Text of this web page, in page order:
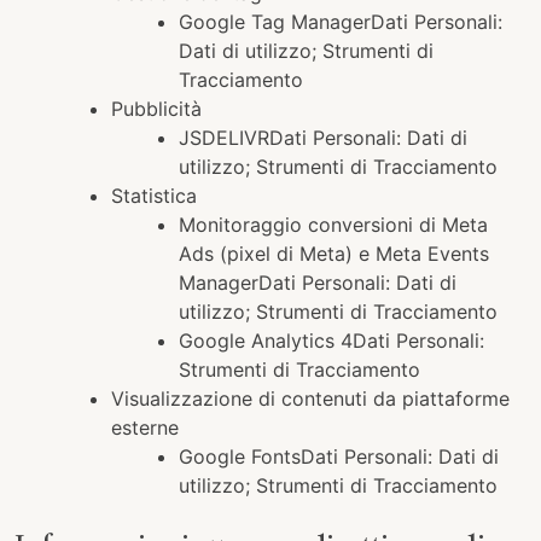
Google Tag ManagerDati Personali:
Dati di utilizzo; Strumenti di
Tracciamento
Pubblicità
JSDELIVRDati Personali: Dati di
utilizzo; Strumenti di Tracciamento
Statistica
Monitoraggio conversioni di Meta
Ads (pixel di Meta) e Meta Events
ManagerDati Personali: Dati di
utilizzo; Strumenti di Tracciamento
Google Analytics 4Dati Personali:
Strumenti di Tracciamento
Visualizzazione di contenuti da piattaforme
esterne
Google FontsDati Personali: Dati di
utilizzo; Strumenti di Tracciamento